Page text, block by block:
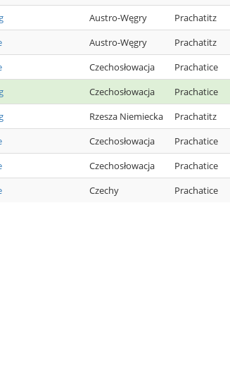
Austro-Węgry Prachatitz
Austro-Węgry Prachatitz
Czechosłowacja Prachatice
Czechosłowacja Prachatice
Rzesza Niemiecka Prachatitz
Czechosłowacja Prachatice
Czechosłowacja Prachatice
Czechy Prachatice